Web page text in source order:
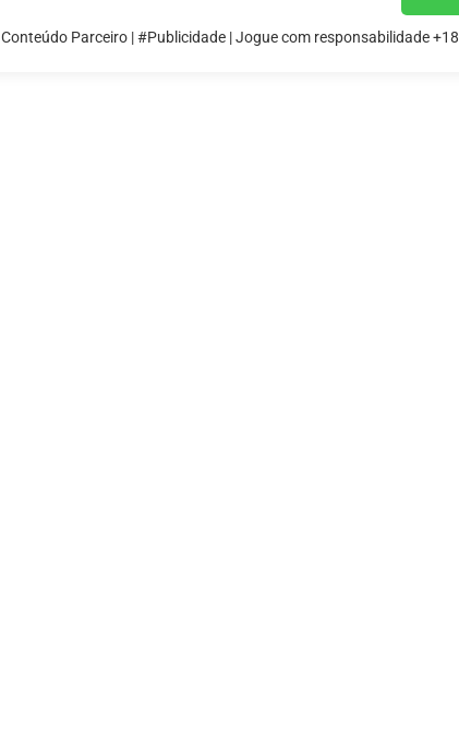
Conteúdo Parceiro | #Publicidade | Jogue com responsabilidade +18